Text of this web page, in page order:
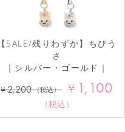
【SALE/残りわずか】ちびう
さ
｜シルバー・ゴールド｜
¥2,200 （税込） ¥ 1,100
（税込）